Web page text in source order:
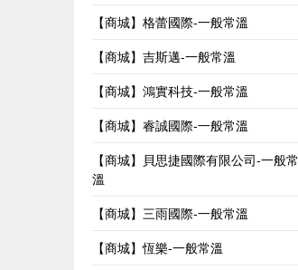
【商城】格蕾國際-一般常溫
【商城】吉斯邁-一般常溫
【商城】鴻實科技-一般常溫
【商城】睿誠國際-一般常溫
【商城】貝思捷國際有限公司-一般常
溫
【商城】三雨國際-一般常溫
【商城】恆樂-一般常溫